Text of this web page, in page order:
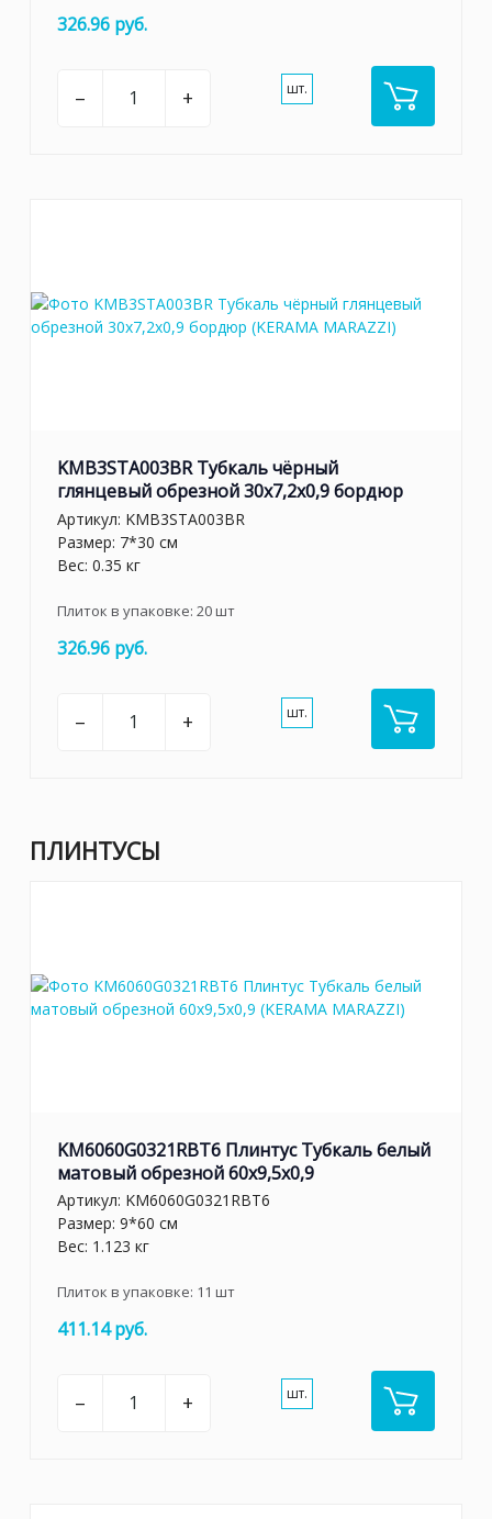
326.96 руб.
– + шт.
KMB3STA003BR Тубкаль чёрный
глянцевый обрезной 30x7,2x0,9 бордюр
Артикул: KMB3STA003BR
Размер: 7*30 см
Вес: 0.35 кг
Плиток в упаковке: 20шт
326.96 руб.
– + шт.
ПЛИНТУСЫ
KM6060G0321RBT6 Плинтус Тубкаль белый
матовый обрезной 60x9,5x0,9
Артикул: KM6060G0321RBT6
Размер: 9*60 см
Вес: 1.123 кг
Плиток в упаковке: 11 шт
411.14 руб.
– + шт.